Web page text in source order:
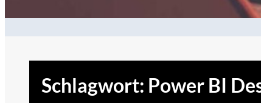
Schlagwort: Power BI